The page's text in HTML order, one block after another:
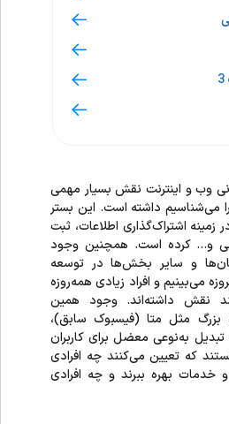
وب و اینترنت نقش بسیار مهمی
می‌شناسیم داشته است. این بستر
اشتراک‌گذاری اطلاعات، ثبت
و… کرده است. همچنین وجود
و سایر بخش‌ها در توسعه
می‌بینیم و افراد زیادی همه‌روزه
نقش داشته‌اند. وجود همین
بزرگ مثل متا (فیسبوک سابق)،
به‌نوعی معضل برای کاربران
که تعیین می‌کنند چه افرادی
خدمات بهره ببرند و چه افرادی